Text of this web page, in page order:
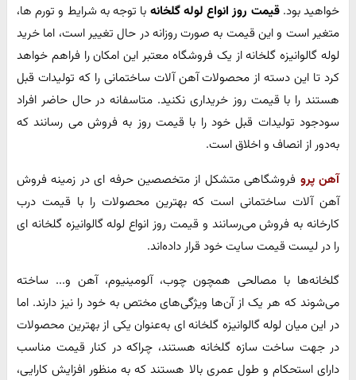
خواهید بود.قیمت روز انواع لوله گلخانه با توجه به شرایط و تورم ها،
متغیر است و این قیمت به صورت روزانه در حال تغییر است، اما خرید
لوله گالوانیزه گلخانه از یک فروشگاه معتبر این امکان را فراهم خواهد
کرد تا این دسته از محصولات آهن آلات ساختمانی را که تولیدات قبل
هستند را با قیمت روز خریداری نکنید. متاسفانه در حال حاضر افراد
سودجود تولیدات قبل خود را با قیمت روز به فروش می رسانند که
به‌دور از انصاف و اخلاق است.
آهن پرو فروشگاهی متشکل از متخصصین حرفه ای در زمینه فروش
آهن آلات ساختمانی است که بهترین محصولات را با قیمت درب
کارخانه به فروش می‌رسانند و قیمت روز انواع لوله گالوانیزه گلخانه ای
را در لیست قیمت سایت خود قرار داده‌اند.
گلخانه‌ها با مصالحی همچون چوب، آلومینیوم، آهن و... ساخته
می‌شوند که هر یک از آن‌ها ویژگی‌های مختص به خود را نیز دارند. اما
در این میان لوله گالوانیزه گلخانه ای به‌عنوان یکی از بهترین محصولات
در جهت ساخت سازه گلخانه هستند، چرا‌‌که در کنار قیمت مناسب
دارای استحکام و طول عمری بالا هستند که به منظور افزایش کارایی،